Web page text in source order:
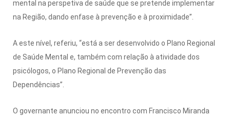
mental na perspetiva de saúde que se pretende implementar
na Região, dando enfase à prevenção e à proximidade”.
A este nível, referiu, “está a ser desenvolvido o Plano Regional
de Saúde Mental e, também com relação à atividade dos
psicólogos, o Plano Regional de Prevenção das
Dependências”.
O governante anunciou no encontro com Francisco Miranda